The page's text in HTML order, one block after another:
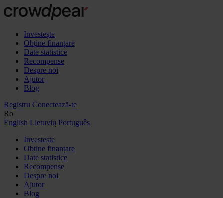
Investește
Obține finanțare
Date statistice
Recompense
Despre noi
Ajutor
Blog
Registru Conectează-te
Ro
English Lietuvių Português
Investește
Obține finanțare
Date statistice
Recompense
Despre noi
Ajutor
Blog